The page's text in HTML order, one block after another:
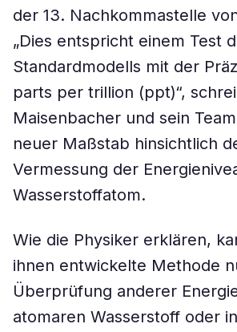
der 13. Nachkommastelle
„Dies entspricht einem Test
Standardmodells mit der
parts per trillion (ppt)“,
Maisenbacher und sein
neuer Maßstab hinsichtlich
Vermessung der
Wasserstoffatom.
Wie die Physiker erklären,
ihnen entwickelte Methode
Überprüfung anderer
atomaren Wasserstoff oder